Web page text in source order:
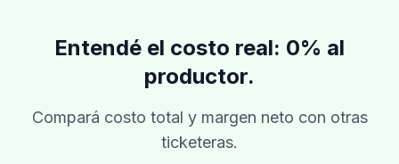
Entendé el costo real: 0% al
productor.
Compará costo total y margen neto con otras
ticketeras.